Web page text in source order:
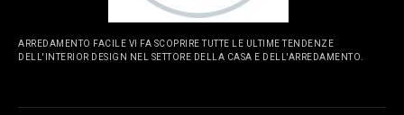
ARREDAMENTO FACILE VI FA SCOPRIRE TUTTE LE ULTIME TENDENZE
DELL'INTERIOR DESIGN NEL SETTORE DELLA CASA E DELL'ARREDAMENTO.